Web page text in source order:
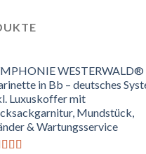
WESTERWALD®
in Bb – deutsches
Luxuskoffer mit
Mundstück,
& Wartungsservice